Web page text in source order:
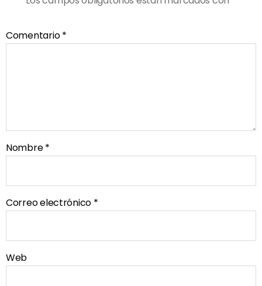
Comentario*
Nombre*
Correo electrónico *
Web